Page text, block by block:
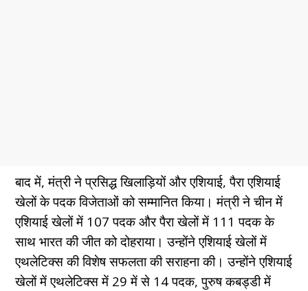
बाद में, मंत्री ने प्रसिद्ध खिलाड़ियों और एशियाई, पैरा एशियाई
खेलों के पदक विजेताओं को सम्मानित किया। मंत्री ने चीन में
एशियाई खेलों में 107 पदक और पैरा खेलों में 111 पदक के
साथ भारत की जीत को दोहराया। उन्होंने एशियाई खेलों में
एथलेटिक्स की विशेष सफलता की सराहना की। उन्होंने एशियाई
खेलों में एथलेटिक्स में 29 में से 14 पदक, पुरुष कबड्डी में